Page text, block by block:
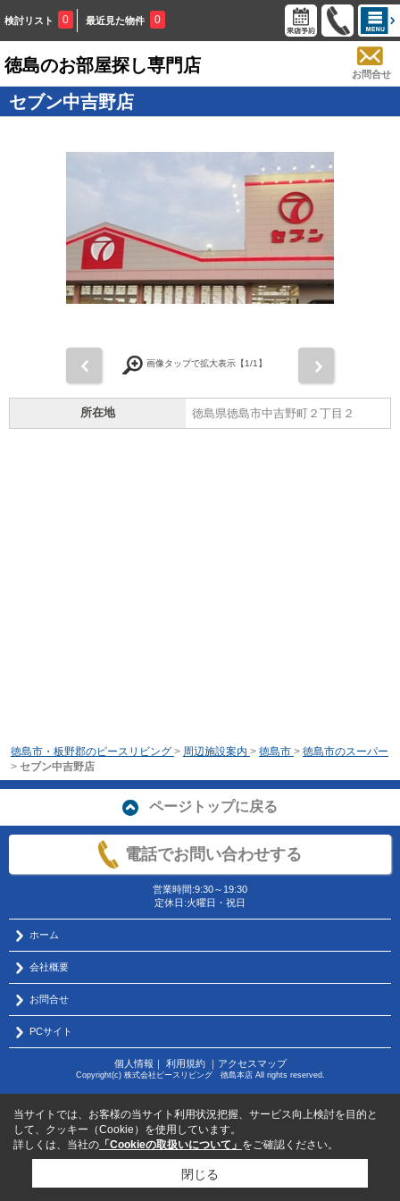
検討リスト 0 最近見た物件 0
徳島のお部屋探し専門店 お問合せ
セブン中吉野店
前 画像タップで拡大表示【1/1】
所在地 徳島県徳島市中吉野町２丁目２
徳島市・板野郡のピースリビング > 周辺施設案内 > 徳島市 > 徳島市のスーパー
> セブン中吉野店
ページトップに戻る
電話でお問い合わせする
営業時間:9:30～19:30
定休日:火曜日・祝日
ホーム
会社概要
お問合せ
PCサイト
個人情報 ｜ 利用規約｜ アクセスマップ
Copyright(c) 株式会社ピースリビング 徳島本店 All rights reserved.
当サイトでは、お客様の当サイト利用状況把握、サービス向上検討を目的と
して、クッキー（Cookie）を使用しています。
詳しくは、当社の 「Cookieの取扱いについて」 をご確認ください。
閉じる